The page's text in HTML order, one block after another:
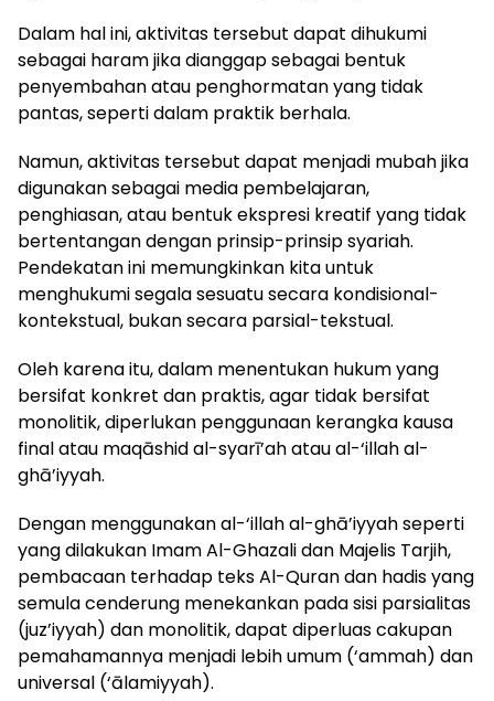
Dalam hal ini, aktivitas tersebut dapat dihukumi
sebagai haram jika dianggap sebagai bentuk
penyembahan atau penghormatan yang tidak
pantas, seperti dalam praktik berhala.
Namun, aktivitas tersebut dapat menjadi mubah jika
digunakan sebagai media pembelajaran,
penghiasan, atau bentuk ekspresi kreatif yang tidak
bertentangan dengan prinsip-prinsip syariah.
Pendekatan ini memungkinkan kita untuk
menghukumi segala sesuatu secara kondisional-
kontekstual, bukan secara parsial-tekstual.
Oleh karena itu, dalam menentukan hukum yang
bersifat konkret dan praktis, agar tidak bersifat
monolitik, diperlukan penggunaan kerangka kausa
final atau maqāshid al-syarī’ah atau al-‘illah al-
ghā’iyyah.
Dengan menggunakan al-‘illah al-ghā’iyyah seperti
yang dilakukan Imam Al-Ghazali dan Majelis Tarjih,
pembacaan terhadap teks Al-Quran dan hadis yang
semula cenderung menekankan pada sisi parsialitas
(juz’iyyah) dan monolitik, dapat diperluas cakupan
pemahamannya menjadi lebih umum (‘ammah) dan
universal (‘ālamiyyah).